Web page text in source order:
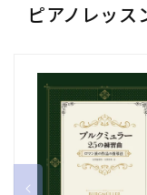
ピアノレッス